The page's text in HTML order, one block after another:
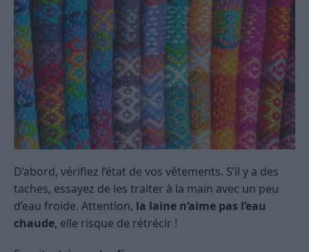
D’abord, vérifiez l’état de vos vêtements. S’il y a des
taches, essayez de les traiter à la main avec un peu
d’eau froide. Attention, la laine n’aime pas l’eau
chaude, elle risque de rétrécir !